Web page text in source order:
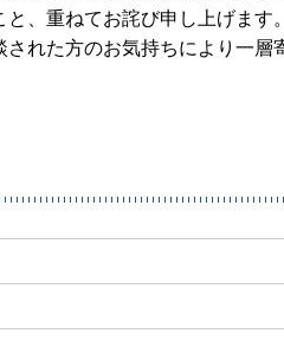
、重ねてお詫び申し上げます
れた方のお気持ちにより一層